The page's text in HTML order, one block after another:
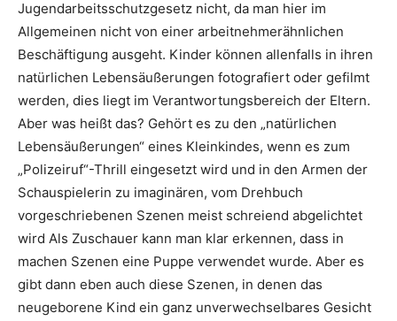
Jugendarbeitsschutzgesetz nicht, da man hier im
Allgemeinen nicht von einer arbeitnehmerähnlichen
Beschäftigung ausgeht. Kinder können allenfalls in ihren
natürlichen Lebensäußerungen fotografiert oder gefilmt
werden, dies liegt im Verantwortungsbereich der Eltern.
Aber was heißt das? Gehört es zu den „natürlichen
Lebensäußerungen“ eines Kleinkindes, wenn es zum
„Polizeiruf“-Thrill eingesetzt wird und in den Armen der
Schauspielerin zu imaginären, vom Drehbuch
vorgeschriebenen Szenen meist schreiend abgelichtet
wird Als Zuschauer kann man klar erkennen, dass in
machen Szenen eine Puppe verwendet wurde. Aber es
gibt dann eben auch diese Szenen, in denen das
neugeborene Kind ein ganz unverwechselbares Gesicht